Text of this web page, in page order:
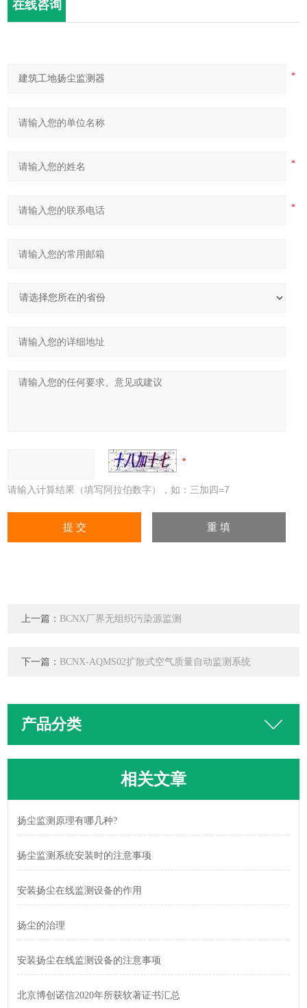
在线咨询
请输入计算结果（填写阿拉伯数字），如：三加四=7
上一篇： BCNX厂界无组织污染源监测
下一篇： BCNX-AQMS02扩散式空气质量自动监测系统
产品分类
相关文章
扬尘监测原理有哪几种?
扬尘监测系统安装时的注意事项
安装扬尘在线监测设备的作用
扬尘的治理
安装扬尘在线监测设备的注意事项
北京博创诺信2020年所获软著证书汇总